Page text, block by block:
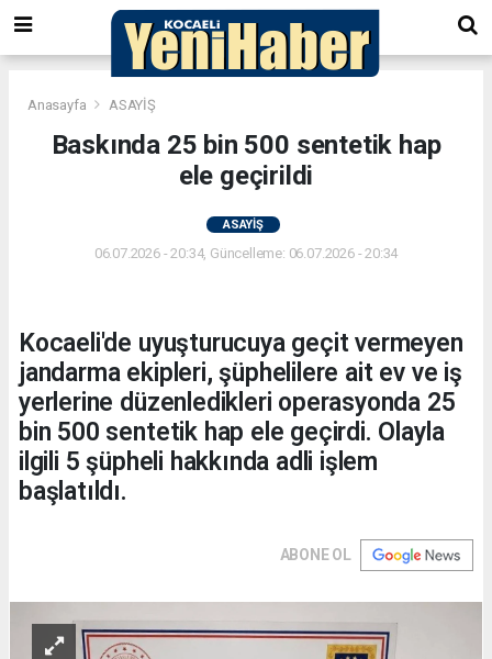
Anasayfa ASAYİŞ
Baskında 25 bin 500 sentetik hap
ele geçirildi
ASAYİŞ
06.07.2026 - 20:34, Güncelleme: 06.07.2026 - 20:34
Kocaeli'de uyuşturucuya geçit vermeyen
jandarma ekipleri, şüphelilere ait ev ve iş
yerlerine düzenledikleri operasyonda 25
bin 500 sentetik hap ele geçirdi. Olayla
ilgili 5 şüpheli hakkında adli işlem
başlatıldı.
ABONE OL